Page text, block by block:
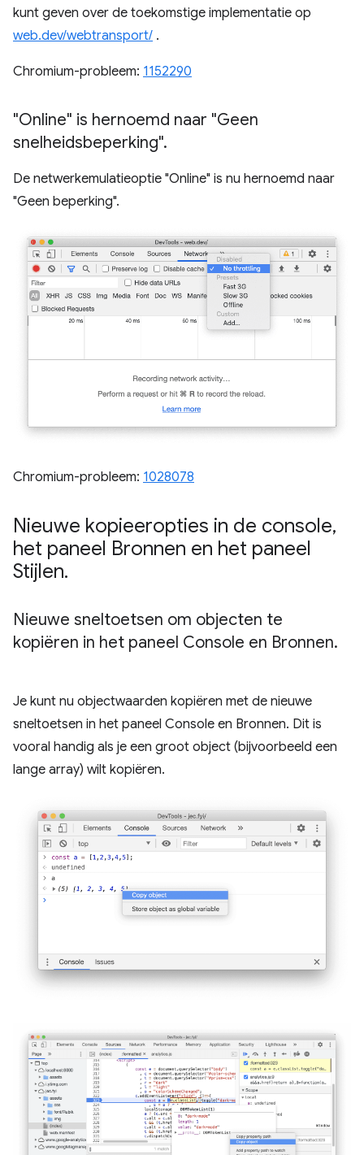
kunt geven over de toekomstige implementatie op
web.dev/webtransport/ .
Chromium-probleem: 1152290
"Online" is hernoemd naar "Geen
snelheidsbeperking".
De netwerkemulatieoptie "Online" is nu hernoemd naar
"Geen beperking".
Chromium-probleem: 1028078
Nieuwe kopieeropties in de console,
het paneel Bronnen en het paneel
Stijlen.
Nieuwe sneltoetsen om objecten te
kopiëren in het paneel Console en Bronnen.
Je kunt nu objectwaarden kopiëren met de nieuwe
sneltoetsen in het paneel Console en Bronnen. Dit is
vooral handig als je een groot object (bijvoorbeeld een
lange array) wilt kopiëren.